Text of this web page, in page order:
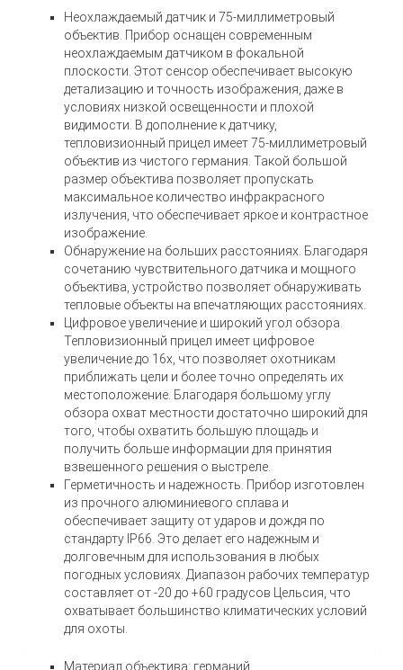
Неохлаждаемый датчик и 75-миллиметровый
объектив. Прибор оснащен современным
неохлаждаемым датчиком в фокальной
плоскости. Этот сенсор обеспечивает высокую
детализацию и точность изображения, даже в
условиях низкой освещенности и плохой
видимости. В дополнение к датчику,
тепловизионный прицел имеет 75-миллиметровый
объектив из чистого германия. Такой большой
размер объектива позволяет пропускать
максимальное количество инфракрасного
излучения, что обеспечивает яркое и контрастное
изображение.
Обнаружение на больших расстояниях. Благодаря
сочетанию чувствительного датчика и мощного
объектива, устройство позволяет обнаруживать
тепловые объекты на впечатляющих расстояниях.
Цифровое увеличение и широкий угол обзора.
Тепловизионный прицел имеет цифровое
увеличение до 16x, что позволяет охотникам
приближать цели и более точно определять их
местоположение. Благодаря большому углу
обзора охват местности достаточно широкий для
того, чтобы охватить большую площадь и
получить больше информации для принятия
взвешенного решения о выстреле.
Герметичность и надежность. Прибор изготовлен
из прочного алюминиевого сплава и
обеспечивает защиту от ударов и дождя по
стандарту IP66. Это делает его надежным и
долговечным для использования в любых
погодных условиях. Диапазон рабочих температур
составляет от -20 до +60 градусов Цельсия, что
охватывает большинство климатических условий
для охоты.
Материал объектива: германий.